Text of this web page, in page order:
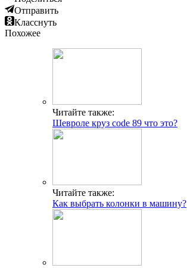
Отправить
Класснуть
Похожее
Читайте также:
Шевроле круз code 89 что это?
Читайте также:
Как выбрать колонки в машину?